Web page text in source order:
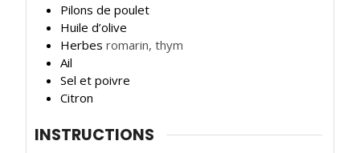
Pilons de poulet
Huile d’olive
Herbes romarin, thym
Ail
Sel et poivre
Citron
INSTRUCTIONS